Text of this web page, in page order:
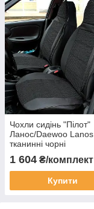
Чохли сидінь "Пілот"
Ланос/Daewoo Lanos
тканинні чорні
1 604 ₴/комплект
Купити